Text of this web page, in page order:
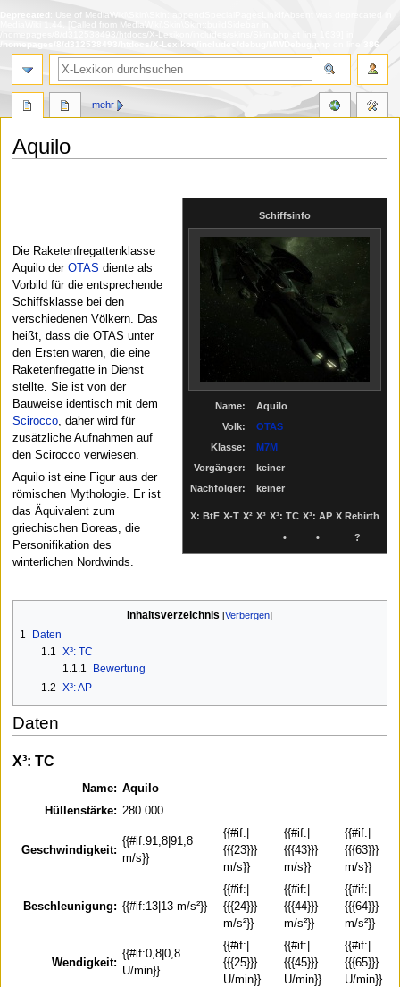
Deprecated : Use of MediaWiki\Skin\Skin::appendSpecialPagesLinkIfAbsent was deprecated in
MediaWiki 1.44. [Called from MediaWiki\Skin\Skin::buildSidebar in
/homepages/8/d312538493/htdocs/X-Lexikon/includes/skins/Skin.php at line 1639] in
/homepages/8/d312538493/htdocs/X-Lexikon/includes/debug/MWDebug.php
386
Aquilo
Schiffsinfo
Name:
Aquilo
Volk:
OTAS
Klasse:
M7M
Vorgänger:
keiner
Nachfolger:
keiner
X: BtF X-T X² X³ X³: TC X³: AP X Rebirth
•
• ?
Die Raketenfregattenklasse
Aquilo der OTAS diente als
Vorbild für die entsprechende
Schiffsklasse bei den
verschiedenen Völkern. Das
heißt, dass die OTAS unter
den Ersten waren, die eine
Raketenfregatte in Dienst
stellte. Sie ist von der
Bauweise identisch mit dem
Scirocco, daher wird für
zusätzliche Aufnahmen auf
den Scirocco verwiesen.
Aquilo ist eine Figur aus der
römischen Mythologie. Er ist
das Äquivalent zum
griechischen Boreas, die
Personifikation des
winterlichen Nordwinds.
Inhaltsverzeichnis
1
Daten
1.1 X³: TC
1.1.1
Bewertung
1.2 X³: AP
Daten
X³: TC
Name: Aquilo
Hüllenstärke: 280.000
Geschwindigkeit:
{{#if:91,8|91,8
m/s}}
{{#if:|
{{{23}}}
m/s}}
{{#if:|
{{{43}}}
m/s}}
{{#if:|
{{{63}}}
m/s}}
Beschleunigung: {{#if:13|13 m/s²}}
{{#if:|
{{{24}}}
m/s²}}
{{#if:|
{{{44}}}
m/s²}}
{{#if:|
{{{64}}}
m/s²}}
Wendigkeit:
{{#if:0,8|0,8
U/min}}
{{#if:|
{{{25}}}
U/min}}
{{#if:|
{{{45}}}
U/min}}
{{#if:|
{{{65}}}
U/min}}
mehr
Suche